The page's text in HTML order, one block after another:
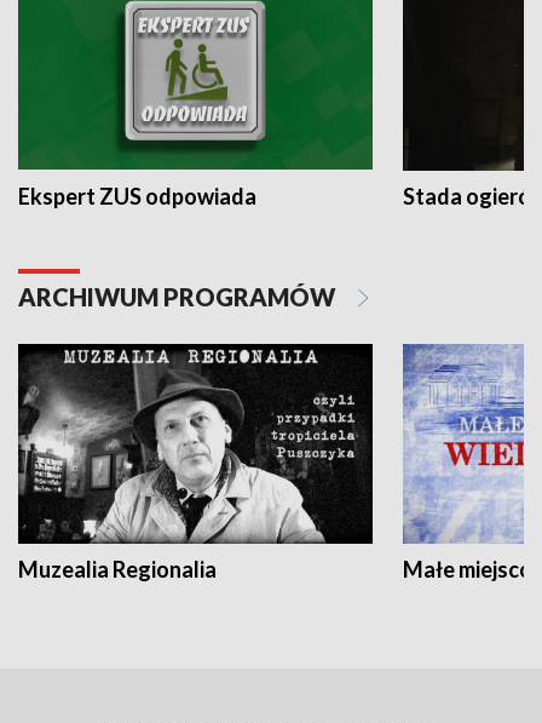
Ekspert ZUS odpowiada Stada
ARCHIWUM PROGRAMÓW
Muzealia Regionalia Małe